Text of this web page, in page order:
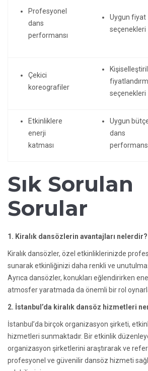
Profesyonel
dans
performansı
Uygun fiyat
seçenekleri
Çekici
koreografiler
seçenekleri
Etkinliklere
enerji
katması
Uygun
dans
Sık Sorulan
Sorular
1. Kiralık dansözlerin avantajları nelerdir?
Kiralık dansözler, özel etkinliklerinizde
sunarak etkinliğinizi daha renkli ve
Ayrıca dansözler, konukları eğlendirirken
atmosfer yaratmada da önemli bir rol
2. İstanbul’da kiralık dansöz hizmetleri
İstanbul’da birçok organizasyon şirketi,
hizmetleri sunmaktadır. Bir etkinlik
organizasyon şirketlerini araştırarak ve
profesyonel ve güvenilir dansöz hizmeti